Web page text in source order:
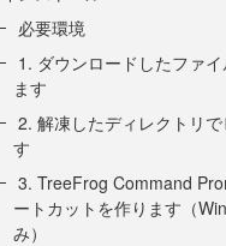
必要環境
1. ダウンロードしたファ
ます
2. 解凍したディレクトリで
す
3. TreeFrog Command
ートカットを作ります（
み）